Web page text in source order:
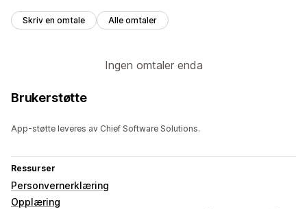
Skriv en omtale Alle omtaler
Ingen omtaler enda
Brukerstøtte
App-støtte leveres av Chief Software Solutions.
Ressurser
Personvernerklæring
Opplæring